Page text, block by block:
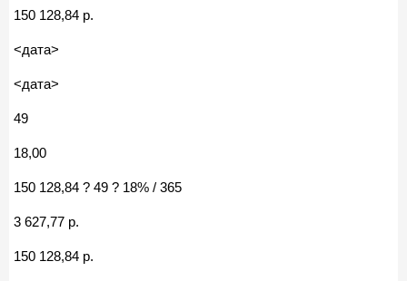
150 128,84 р.
<дата>
<дата>
49
18,00
150 128,84 ? 49 ? 18% / 365
3 627,77 р.
150 128,84 р.